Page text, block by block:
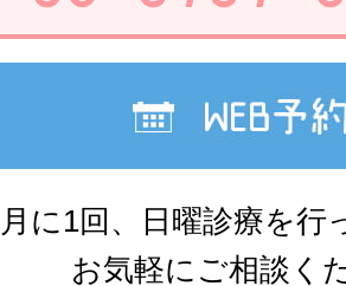
に1回、日曜診療を行
お気軽にご相談く